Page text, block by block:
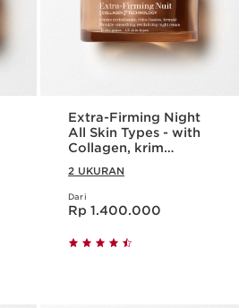
Extra-Firming Night
All Skin Types - with
Collagen, krim
moisturizer kolagen
2 UKURAN
Dari
Harga sekarang Rp 1.400.000
Rp 1.400.000